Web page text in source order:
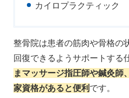
カイロプラクティック
整骨院は患者の筋肉や骨格の
回復できるようサポートする
まマッサージ指圧師や鍼灸師
家資格があると便利 です。